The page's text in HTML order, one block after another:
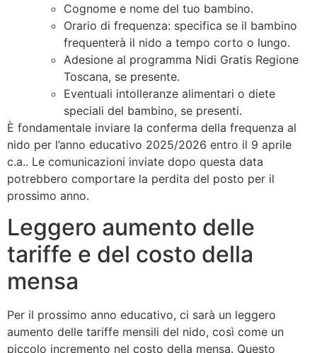
Cognome e nome del tuo bambino.
Orario di frequenza: specifica se il bambino
frequenterà il nido a tempo corto o lungo.
Adesione al programma Nidi Gratis Regione
Toscana, se presente.
Eventuali intolleranze alimentari o diete
speciali del bambino, se presenti.
È fondamentale inviare la conferma della frequenza al
nido per l’anno educativo 2025/2026 entro il 9 aprile
c.a.. Le comunicazioni inviate dopo questa data
potrebbero comportare la perdita del posto per il
prossimo anno.
Leggero aumento delle
tariffe e del costo della
mensa
Per il prossimo anno educativo, ci sarà un leggero
aumento delle tariffe mensili del nido, così come un
piccolo incremento nel costo della mensa. Questo